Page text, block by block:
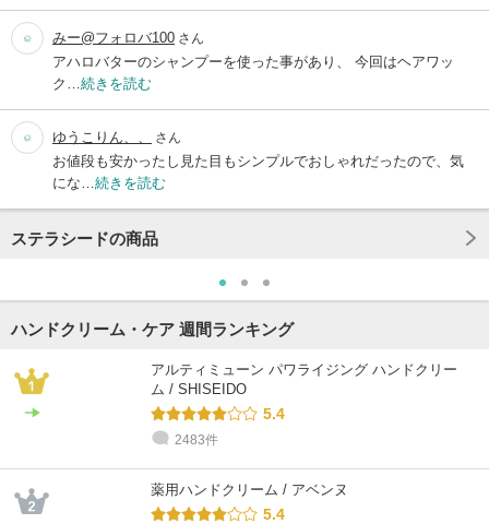
みー@フォロバ100 さん
アハロバターのシャンプーを使った事があり、 今回はヘアワッ
ク… 続きを読む
ゆうこりん、、 さん
お値段も安かったし見た目もシンプルでおしゃれだったので、気
にな… 続きを読む
ステラシードの商品
ハンドクリーム・ケア 週間ランキング
アルティミューン パワライジング ハンドクリー
ム / SHISEIDO
5.4
2483件
薬用ハンドクリーム / アベンヌ
5.4